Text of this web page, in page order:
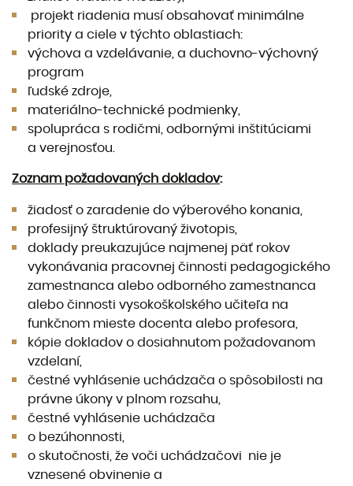
projekt riadenia musí obsahovať minimálne
priority a ciele v týchto oblastiach:
výchova a vzdelávanie, a duchovno-výchovný
program
ľudské zdroje,
materiálno-technické podmienky,
spolupráca s rodičmi, odbornými inštitúciami
a verejnosťou.
Zoznam požadovaných dokladov:
žiadosť o zaradenie do výberového konania,
profesijný štruktúrovaný životopis,
doklady preukazujúce najmenej päť rokov
vykonávania pracovnej činnosti pedagogického
zamestnanca alebo odborného zamestnanca
alebo činnosti vysokoškolského učiteľa na
funkčnom mieste docenta alebo profesora,
kópie dokladov o dosiahnutom požadovanom
vzdelaní,
čestné vyhlásenie uchádzača o spôsobilosti na
právne úkony v plnom rozsahu,
čestné vyhlásenie uchádzača
o bezúhonnosti,
o skutočnosti, že voči uchádzačovi nie je
vznesené obvinenie a